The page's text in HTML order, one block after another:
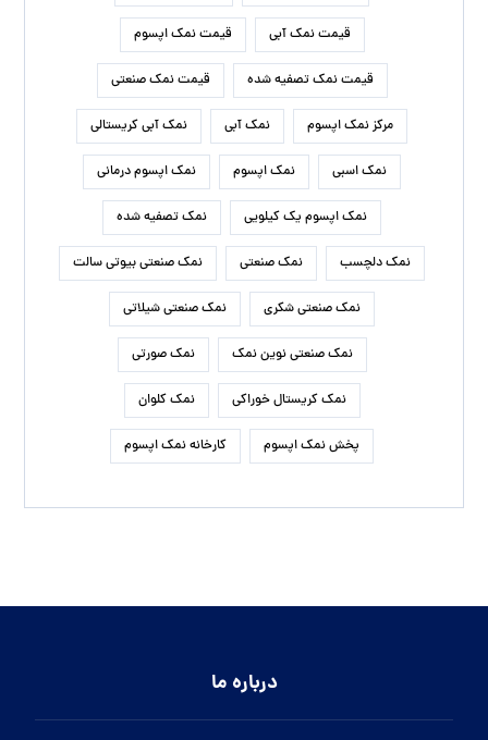
قیمت نمک آبی قیمت نمک اپسوم
قیمت نمک تصفیه شده قیمت نمک صنعتی
مرکز نمک اپسوم نمک آبی نمک آبی کریستالی
نمک اسبی نمک اپسوم نمک اپسوم درمانی
نمک اپسوم یک کیلویی نمک تصفیه شده
نمک دلچسب نمک صنعتی نمک صنعتی بیوتی سالت
نمک صنعتی شکری نمک صنعتی شیلاتی
نمک صنعتی نوین نمک نمک صورتی
نمک کریستال خوراکی نمک کلوان
پخش نمک اپسوم کارخانه نمک اپسوم
درباره ما